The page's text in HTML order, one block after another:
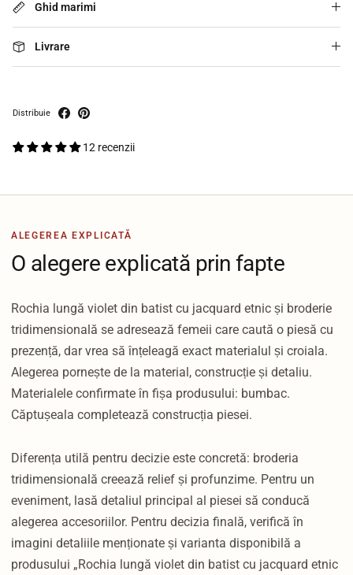
Ghid marimi
Livrare
Distribuie
12 recenzii
ALEGEREA EXPLICATĂ
O alegere explicată prin fapte
Rochia lungă violet din batist cu jacquard etnic și broderie
tridimensională se adresează femeii care caută o piesă cu
prezență, dar vrea să înțeleagă exact materialul și croiala.
Alegerea pornește de la material, construcție și detaliu.
Materialele confirmate în fișa produsului: bumbac.
Căptușeala completează construcția piesei.
Diferența utilă pentru decizie este concretă: broderia
tridimensională creează relief și profunzime. Pentru un
eveniment, lasă detaliul principal al piesei să conducă
alegerea accesoriilor. Pentru decizia finală, verifică în
imagini detaliile menționate și varianta disponibilă a
produsului „Rochia lungă violet din batist cu jacquard etnic